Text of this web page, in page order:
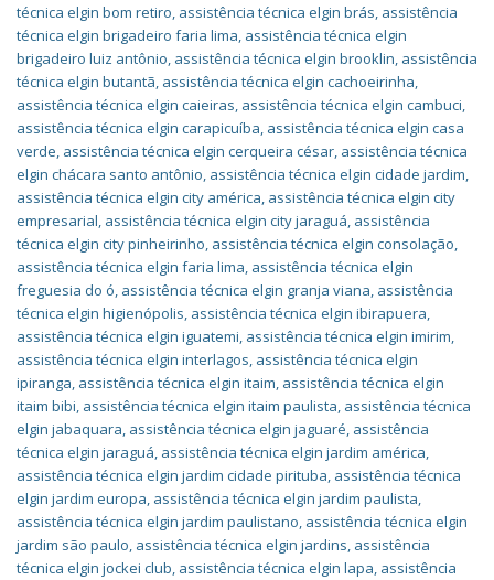
técnica elgin bom retiro, assistência técnica elgin brás, assistência
técnica elgin brigadeiro faria lima, assistência técnica elgin
brigadeiro luiz antônio, assistência técnica elgin brooklin, assistência
técnica elgin butantã, assistência técnica elgin cachoeirinha,
assistência técnica elgin caieiras, assistência técnica elgin cambuci,
assistência técnica elgin carapicuíba, assistência técnica elgin casa
verde, assistência técnica elgin cerqueira césar, assistência técnica
elgin chácara santo antônio, assistência técnica elgin cidade jardim,
assistência técnica elgin city américa, assistência técnica elgin city
empresarial, assistência técnica elgin city jaraguá, assistência
técnica elgin city pinheirinho, assistência técnica elgin consolação,
assistência técnica elgin faria lima, assistência técnica elgin
freguesia do ó, assistência técnica elgin granja viana, assistência
técnica elgin higienópolis, assistência técnica elgin ibirapuera,
assistência técnica elgin iguatemi, assistência técnica elgin imirim,
assistência técnica elgin interlagos, assistência técnica elgin
ipiranga, assistência técnica elgin itaim, assistência técnica elgin
itaim bibi, assistência técnica elgin itaim paulista, assistência técnica
elgin jabaquara, assistência técnica elgin jaguaré, assistência
técnica elgin jaraguá, assistência técnica elgin jardim américa,
assistência técnica elgin jardim cidade pirituba, assistência técnica
elgin jardim europa, assistência técnica elgin jardim paulista,
assistência técnica elgin jardim paulistano, assistência técnica elgin
jardim são paulo, assistência técnica elgin jardins, assistência
técnica elgin jockei club, assistência técnica elgin lapa, assistência